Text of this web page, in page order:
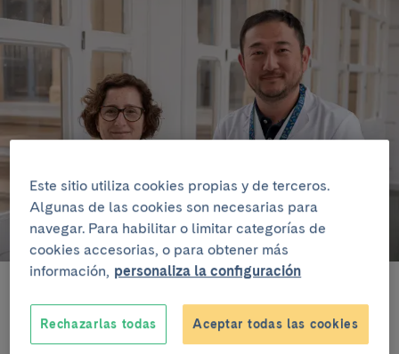
Escuchar artículo
Este sitio utiliza cookies propias y de terceros.
Algunas de las cookies son necesarias para
navegar. Para habilitar o limitar categorías de
cookies accesorias, o para obtener más
información, personaliza la configuración
Rechazarlas todas Aceptar todas las cookies